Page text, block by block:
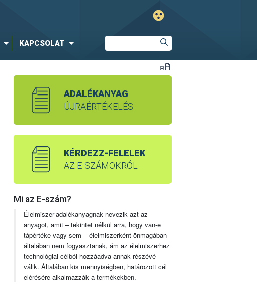
KAPCSOLAT
ADALÉKANYAG
ÚJRAÉRTÉKELÉS
KÉRDEZZ-FELELEK
AZ E-SZÁMOKRÓL
Mi az E-szám?
Élelmiszer-adalékanyagnak nevezik azt az
anyagot, amit – tekintet nélkül arra, hogy van-e
tápértéke vagy sem – élelmiszerként önmagában
általában nem fogyasztanak, ám az élelmiszerhez
technológiai célból hozzáadva annak részévé
válik. Általában kis mennyiségben, határozott cél
elérésére alkalmazzák a termékekben.